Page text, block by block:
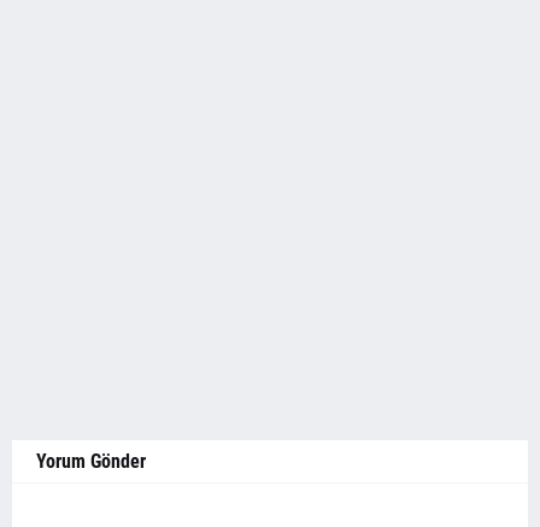
Yorum Gönder